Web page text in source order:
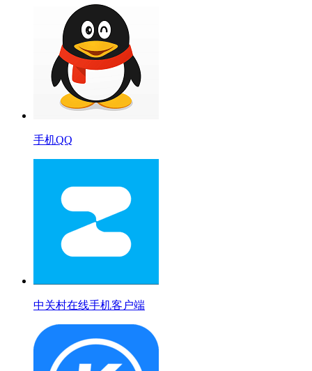
手机QQ
中关村在线手机客户端